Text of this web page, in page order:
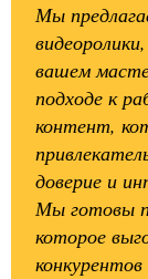
Мы
вашем
подходе к
контент,
доверие и
Мы готовы
которое